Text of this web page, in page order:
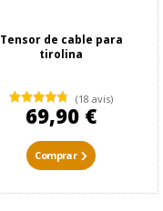
Tensor de cable para
tirolina
(18 avis)
69,90 €
Comprar